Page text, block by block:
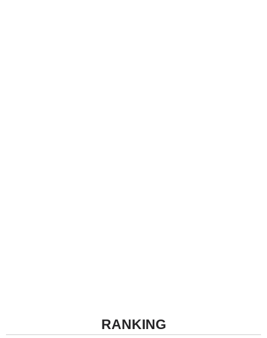
RANKING